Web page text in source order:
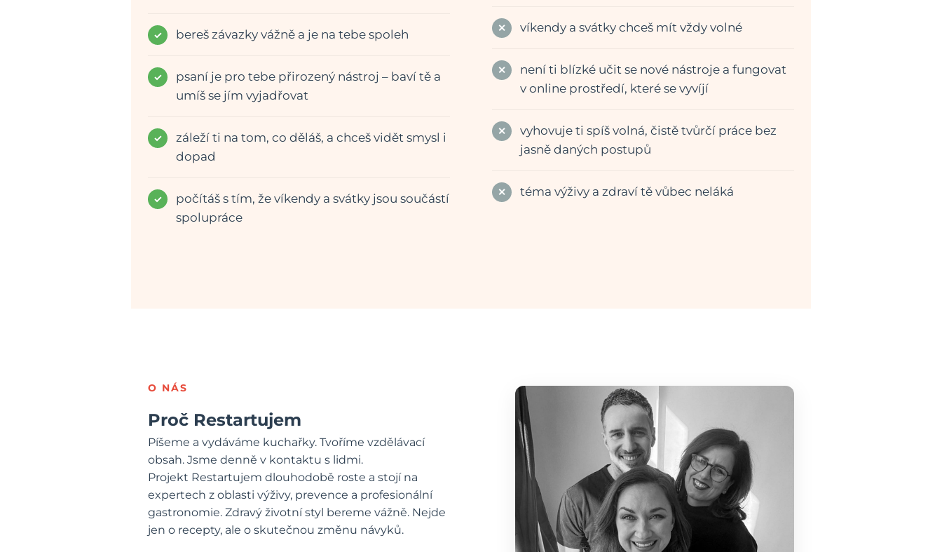
bereš závazky vážně a je na tebe spoleh
psaní je pro tebe přirozený nástroj – baví tě a
umíš se jím vyjadřovat
záleží ti na tom, co děláš, a chceš vidět smysl i
dopad
počítáš s tím, že víkendy a svátky jsou součástí
spolupráce
víkendy a svátky chceš mít vždy volné
není ti blízké učit se nové nástroje a fungovat
v online prostředí, které se vyvíjí
vyhovuje ti spíš volná, čistě tvůrčí práce bez
jasně daných postupů
téma výživy a zdraví tě vůbec neláká
O NÁS
Proč Restartujem
Píšeme a vydáváme kuchařky. Tvoříme vzdělávací
obsah. Jsme denně v kontaktu s lidmi.
Projekt Restartujem dlouhodobě roste a stojí na
expertech z oblasti výživy, prevence a profesionální
gastronomie. Zdravý životní styl bereme vážně. Nejde
jen o recepty, ale o skutečnou změnu návyků.